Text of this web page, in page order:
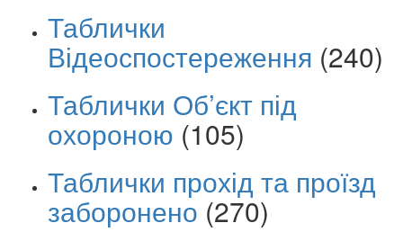
Таблички
Відеоспостереження (240)
Таблички Об’єкт під
охороною (105)
Таблички прохід та проїзд
заборонено (270)